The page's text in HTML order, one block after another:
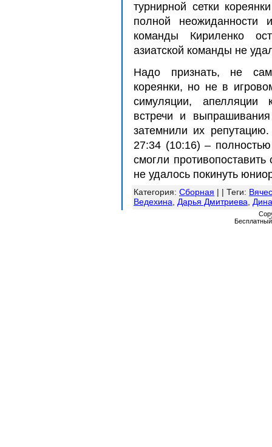
турнирной сетки
полной неожиданности
команды Кириленко
азиатской команды не
Надо признать, не
кореянки, но не в
симуляции, апелляции
встречи и
затемнили их
27:34 (10:16) –
смогли
не удалось покинуть
Категория: Сборная | | Теги:
Ведехина
Дарья Дмитриева